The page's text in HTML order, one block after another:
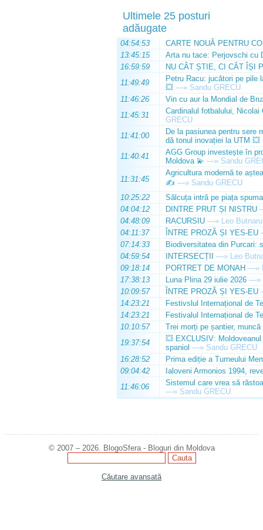
Ultimele 25 posturi
adăugate
04:54:53
CARTE NOUĂ PENTRU
13:45:15
Arta nu tace: Perjovschi cu
16:59:59
NU CÂT ȘTIE, CI CÂT ÎȘI
11:49:49
Petru Racu: jucători pe pile
💥 —» Sandu GRECU
11:46:26
Vin cu aur la Mondial de
11:45:31
Cardinalul fotbalului,
GRECU
11:41:00
De la pasiunea pentru sere
dă tonul inovației la UTM 💥
11:40:41
AGG Group investește în
Moldova 💫 —» Sandu
11:31:45
Agricultura modernă te
✍️ —» Sandu GRECU
10:25:22
Sălcuța intră pe piața
04:04:12
DINTRE PRUT ȘI NISTRU
04:48:09
RACURSIU —» Leo Butnaru
04:11:37
ÎNTRE PROZĂ ȘI YES-EU
07:14:33
Biodiversitatea din Purcari:
04:59:54
INTERSECȚII —» Leo
09:18:14
PORTRET DE MONAH —»
17:38:13
Luna Plina 29 iulie 2026 —»
10:09:57
ÎNTRE PROZĂ ȘI YES-EU
14:23:21
Festivslul Internațional de
14:23:21
Festivalul Internațional de
10:10:57
Trei morți pe șantier, muncă
19:37:54
💥 EXCLUSIV:
spaniol —» Sandu GRECU
16:28:52
Prima ediție a Turneului
09:04:42
Ialoveni Armonios 1994,
11:46:06
Sistemul care vrea să
—» Sandu GRECU
© 2007 – 2026. BlogoSfera - Bloguri din Moldova
Căutare avansată